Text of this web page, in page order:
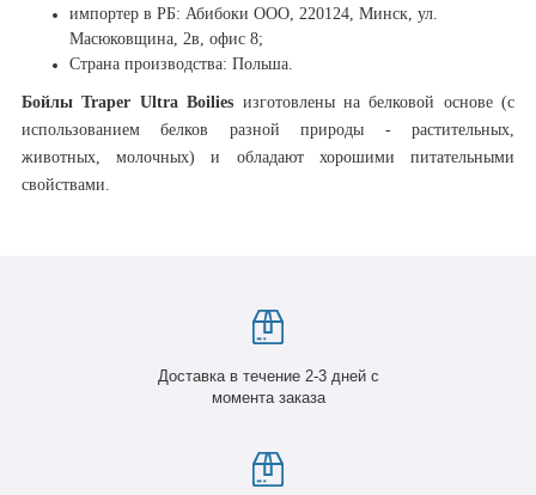
импортер в РБ: Абибоки ООО, 220124, Минск, ул.
Масюковщина, 2в, офис 8;
Страна производства: Польша.
Бойлы Traper Ultra Boilies изготовлены на белковой основе (с
использованием белков разной природы - растительных,
животных, молочных) и обладают хорошими питательными
свойствами.
Доставка в течение 2-3 дней с
момента заказа